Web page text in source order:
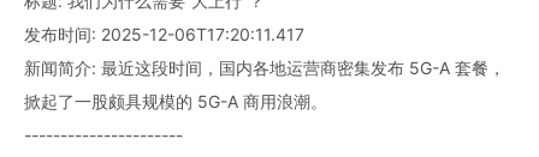
发布时间: 2025-12-06T17:20:11.417
新闻简介: 最近这段时间，国内各地运营商密集发布 5G-A 套餐，
掀起了一股颇具规模的 5G-A 商用浪潮。
----------------------